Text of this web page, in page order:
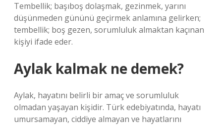
Tembellik; başıboş dolaşmak, gezinmek, yarını
düşünmeden gününü geçirmek anlamına gelirken;
tembellik; boş gezen, sorumluluk almaktan kaçınan
kişiyi ifade eder.
Aylak kalmak ne demek?
Aylak, hayatını belirli bir amaç ve sorumluluk
olmadan yaşayan kişidir. Türk edebiyatında, hayatı
umursamayan, ciddiye almayan ve hayatlarını